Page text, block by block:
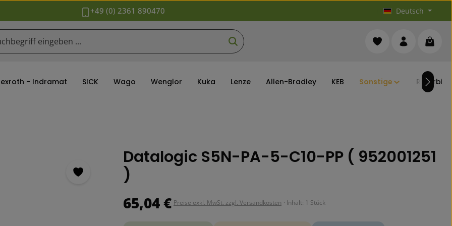
+49 (0) 2361 890470 Deutsch
Du hast 0 Produkte
- Indramat SICK Wago Wenglor Kuka Lenze Allen-Bradley KEB Sonstige
Datalogic S5N-PA-5-C10-PP ( 952001251
)
Regulärer Preis:
65,04 € Preise exkl. MwSt. zzgl. Versandkosten · Inhalt: 1 Stück